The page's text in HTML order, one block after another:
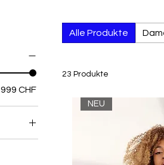
999 CHF
Alle Produkte
23 Produkte
NEU